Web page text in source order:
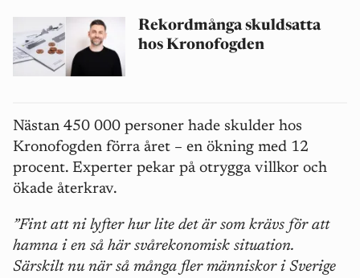
Rekordmånga skuldsatta
hos Kronofogden
Nästan 450 000 personer hade skulder hos
Kronofogden förra året – en ökning med 12
procent. Experter pekar på otrygga villkor och
ökade återkrav.
”Fint att ni lyfter hur lite det är som krävs för att
hamna i en så här svårekonomisk situation.
Särskilt nu när så många fler människor i Sverige